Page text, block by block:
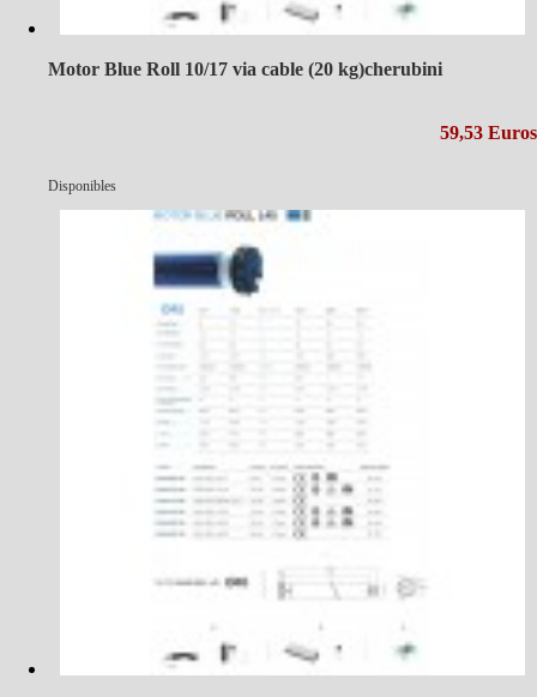
Motor Blue Roll 10/17 via cable (20 kg)cherubini
59,53 Euros
Disponibles